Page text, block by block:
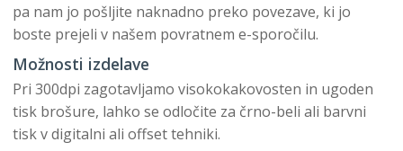
pa nam jo pošljite naknadno preko povezave, ki jo
boste prejeli v našem povratnem e-sporočilu.
Možnosti izdelave
Pri 300dpi zagotavljamo visokokakovosten in ugoden
tisk brošure, lahko se odločite za črno-beli ali barvni
tisk v digitalni ali offset tehniki.